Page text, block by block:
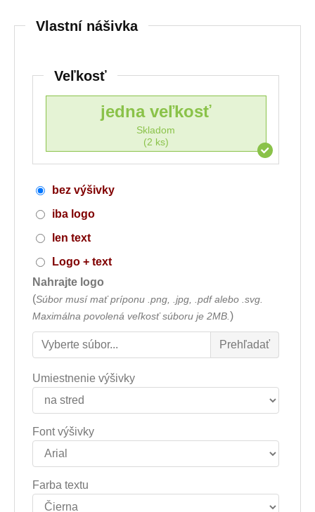
Vlastní nášivka
Veľkosť
jedna veľkosť
Skladom
(2 ks)
bez výšivky
iba logo
len text
Logo + text
Nahrajte logo
(Súbor musí mať príponu .png, .jpg, .pdf alebo .svg.
Maximálna povolená veľkosť súboru je 2MB. )
Umiestnenie výšivky
Font výšivky
Farba textu